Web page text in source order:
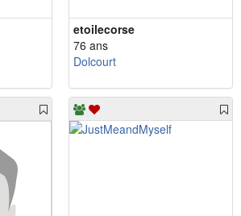
etoilecorse
76 ans
Dolcourt